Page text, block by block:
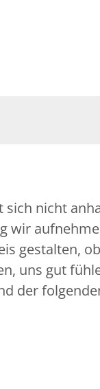
nicht
wir
gestalten,
uns gut
der